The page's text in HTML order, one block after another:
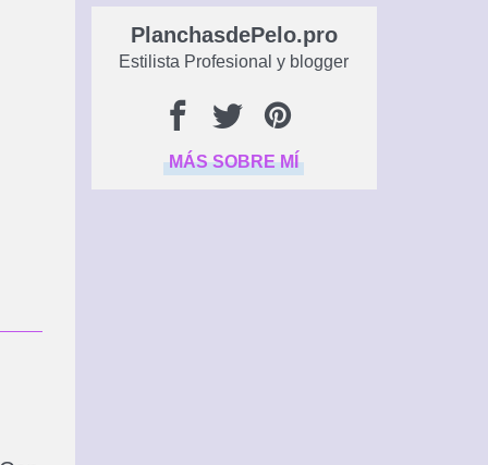
PlanchasdePelo.pro
Estilista Profesional y blogger
MÁS SOBRE MÍ